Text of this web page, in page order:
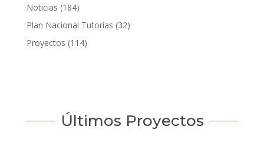
Noticias (184)
Plan Nacional Tutorías (32)
Proyectos (114)
Últimos Proyectos